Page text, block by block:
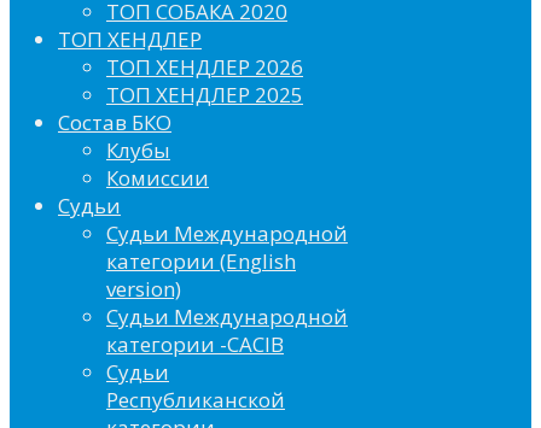
ТОП СОБАКА 2020
ТОП ХЕНДЛЕР
ТОП ХЕНДЛЕР 2026
ТОП ХЕНДЛЕР 2025
Состав БКО
Клубы
Комиссии
Судьи
Судьи Международной
категории (English
version)
Судьи Международной
категории -CACIB
Судьи
Республиканской